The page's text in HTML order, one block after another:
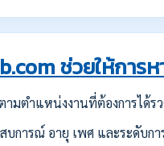
ช่วยให้การ
มตำแหน่งงานที่ต้องการได้รว
บการณ์ อายุ เพศ และระดับก